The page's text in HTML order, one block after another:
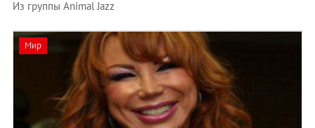
Из группы Animal Jazz
Мир